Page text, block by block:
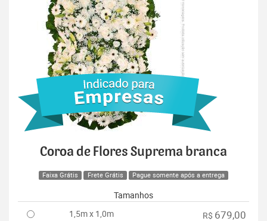
Coroa de Flores Suprema branca
Faixa Grátis Frete Grátis Pague somente após a entrega
Tamanhos
1,5m x 1,0m
R$ 679,00